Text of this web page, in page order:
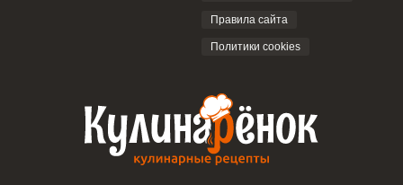
Правила сайта
Политики cookies